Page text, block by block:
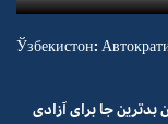
Ўзбекистон:
جا برای آزادی